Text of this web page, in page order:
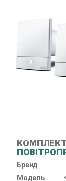
КОМПЛЕКТ
Бренд
Модель